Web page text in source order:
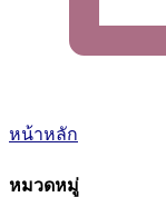
หน้าหลัก
หมวดหมู่